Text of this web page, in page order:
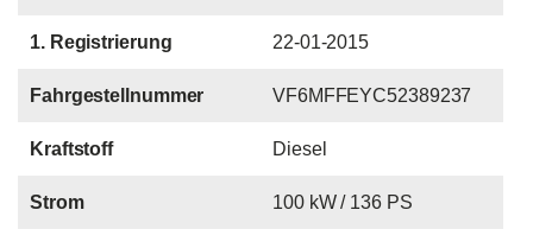
1. Registrierung 22-01-2015
Fahrgestellnummer VF6MFFEYC52389237
Kraftstoff Diesel
Strom 100 kW / 136 PS